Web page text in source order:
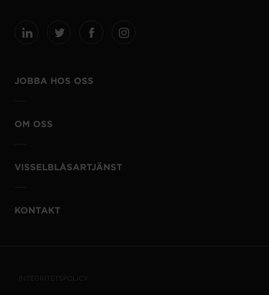
JOBBA HOS OSS
OM OSS
VISSELBLÅSARTJÄNST
KONTAKT
INTEGRITETSPOLICY